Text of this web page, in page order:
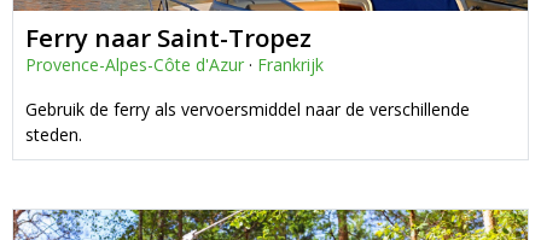
Ferry naar Saint-Tropez
Provence-Alpes-Côte d'Azur · Frankrijk
Gebruik de ferry als vervoersmiddel naar de verschillende
steden.